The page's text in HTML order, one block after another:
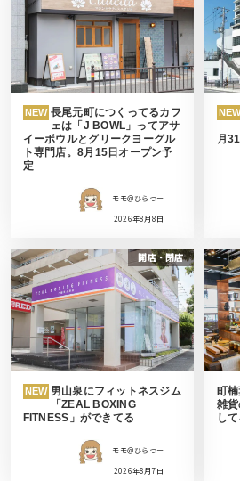
NEW 長尾元町につくってるカフ
ェは「J BOWL」ってアサ
イーボウルとグリークヨーグル
ト専門店。8月15日オープン予
定
モモ＠ひらつー
2026年8月8日
月
開店・閉店
NEW 男山泉にフィットネスジム
「ZEAL BOXING
FITNESS」ができてる
モモ＠ひらつー
2026年8月7日
町
雑
して